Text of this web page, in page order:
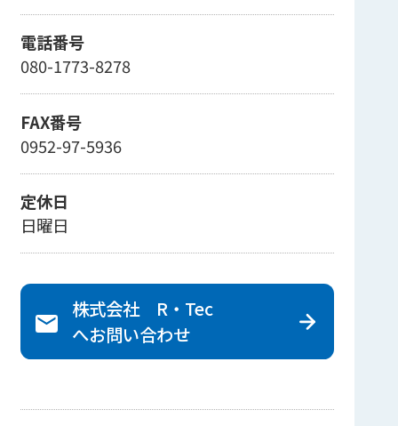
電話番号
080-1773-8278
FAX番号
0952-97-5936
定休日
日曜日
株式会社 R・Tec
へお問い合わせ